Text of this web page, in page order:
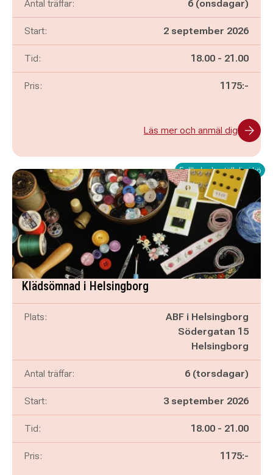
Antal träffar: 6 (onsdagar)
Start: 2 september 2026
Tid: Pågår mellan
18.00 - och
21.00
Pris: 1175:-
Läs mer och anmäl dig
Fullbokad - ställ dig i kö
Klädsömnad i Helsingborg
Plats:
ABF i Helsingborg
Södergatan 15
Helsingborg
Antal träffar: 6 (torsdagar)
Start: 3 september 2026
Tid: Pågår mellan
18.00 - och
21.00
Pris: 1175:-